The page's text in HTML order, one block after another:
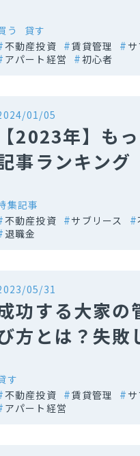
う
貸す
不動産投資
賃貸管理
アパート経営
初心者
01/05
【2023年】も
事ランキング
集記事
不動産投資
サブリース
退職金
05/31
功する大家の
方とは？失敗
す
不動産投資
賃貸管理
アパート経営